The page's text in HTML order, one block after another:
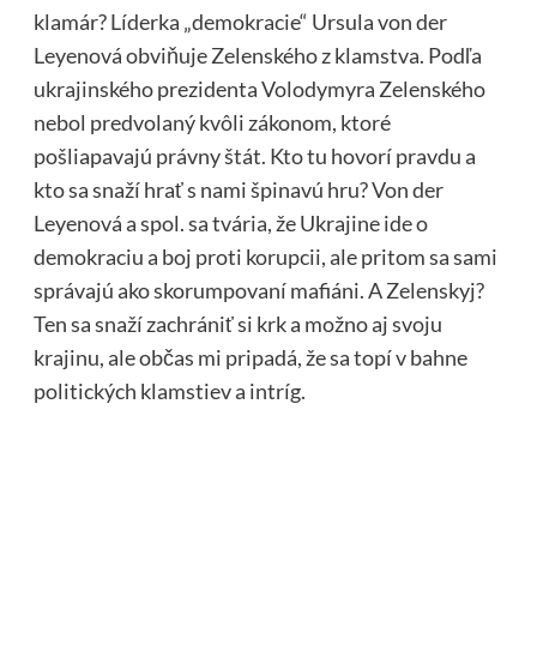
klamár? Líderka „demokracie“ Ursula von der
Leyenová obviňuje Zelenského z klamstva. Podľa
ukrajinského prezidenta Volodymyra Zelenského
nebol predvolaný kvôli zákonom, ktoré
pošliapavajú právny štát. Kto tu hovorí pravdu a
kto sa snaží hrať s nami špinavú hru? Von der
Leyenová a spol. sa tvária, že Ukrajine ide o
demokraciu a boj proti korupcii, ale pritom sa sami
správajú ako skorumpovaní mafiáni. A Zelenskyj?
Ten sa snaží zachrániť si krk a možno aj svoju
krajinu, ale občas mi pripadá, že sa topí v bahne
politických klamstiev a intríg.